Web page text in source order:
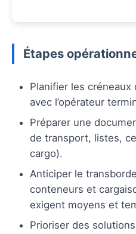
Étapes
Planifier les créneaux
avec l’opérateur
Préparer une
de transport, listes,
cargo).
Anticiper le
conteneurs et
exigent moyens et
Prioriser des